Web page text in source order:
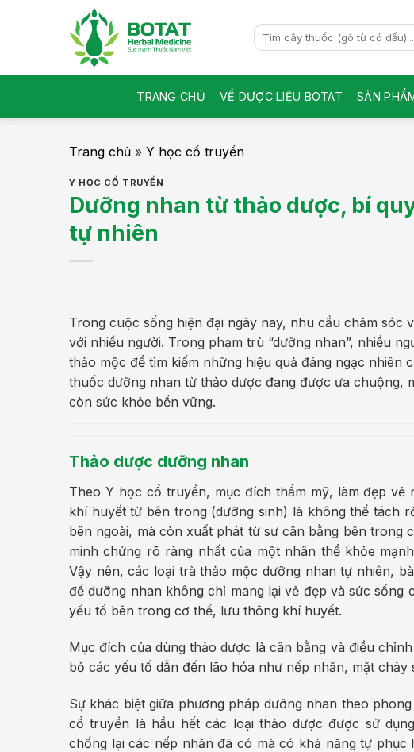
Search
for:
TRANG CHỦ VỀ DƯỢC LIỆU BOTAT SẢN
Trang chủ » Y học cổ truyền
Y HỌC CỔ TRUYỀN
Dưỡng nhan từ thảo dược, bí
tự nhiên
Trong cuộc sống hiện đại ngày nay, nhu cầu chăm sóc
với nhiều người. Trong phạm trù “dưỡng nhan”, nhiều
thảo mộc để tìm kiếm những hiệu quả đáng ngạc nhiên
thuốc dưỡng nhan từ thảo dược đang được ưa chuộng,
còn sức khỏe bền vững.
Thảo dược dưỡng nhan
Theo Y học cổ truyền, mục đích thẩm mỹ, làm đẹp vẻ
khí huyết từ bên trong (dưỡng sinh) là không thể tách
bên ngoài, mà còn xuất phát từ sự cân bằng bên trong
minh chứng rõ ràng nhất của một nhân thể khỏe
Vậy nên, các loại trà thảo mộc dưỡng nhan tự nhiên,
để dưỡng nhan không chỉ mang lại vẻ đẹp và sức sống
yếu tố bên trong cơ thể, lưu thông khí huyết.
Mục đích của dùng thảo dược là cân bằng và điều
bỏ các yếu tố dẫn đến lão hóa như nếp nhăn, mặt chảy
Sự khác biệt giữa phương pháp dưỡng nhan theo
cổ truyền là hầu hết các loại thảo dược được sử
chống lại các nếp nhăn đã có mà có khả năng tự